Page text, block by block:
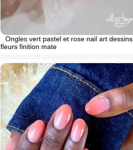
Ongles vert pastel et rose nail art dessins
fleurs finition mate